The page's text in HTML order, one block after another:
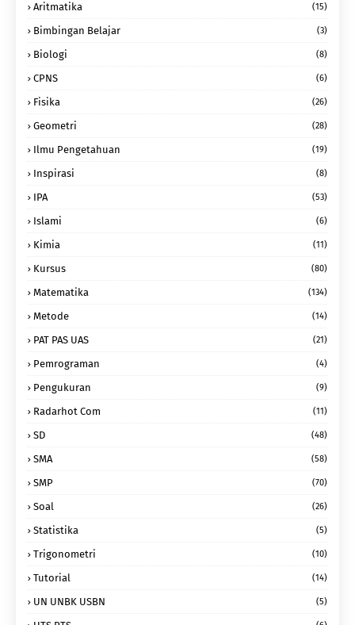
Aritmatika (15)
Bimbingan Belajar (3)
Biologi (8)
CPNS (6)
Fisika (26)
Geometri (28)
Ilmu Pengetahuan (19)
Inspirasi (8)
IPA (53)
Islami (6)
Kimia (11)
Kursus (80)
Matematika (134)
Metode (14)
PAT PAS UAS (21)
Pemrograman (4)
Pengukuran (9)
Radarhot Com (11)
SD (48)
SMA (58)
SMP (70)
Soal (26)
Statistika (5)
Trigonometri (10)
Tutorial (14)
UN UNBK USBN (5)